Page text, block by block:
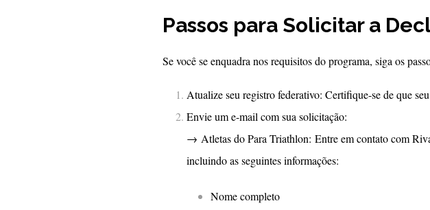
Passos para Solicitar a
Se você se enquadra nos requisitos do programa, siga os
Atualize seu registro federativo: Certifique-se de que
Envie um e-mail com sua solicitação:
→ Atletas do Para Triathlon: Entre em contato com
incluindo as seguintes informações:
Nome completo